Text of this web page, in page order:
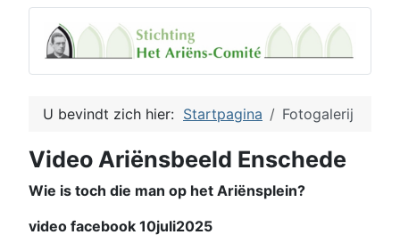
U bevindt zich hier: Startpagina Fotogalerij
Video Ariënsbeeld Enschede
Wie is toch die man op het Ariënsplein?
video facebook 10juli2025